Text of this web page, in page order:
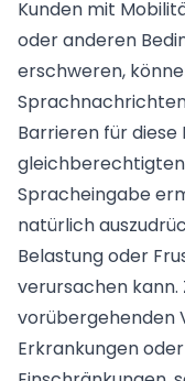
Kunden mit
oder anderen
erschweren,
Barrieren für
gleichberechtigten
Spracheingabe
natürlich
Belastung oder
verursachen
vorübergehenden
Erkrankungen